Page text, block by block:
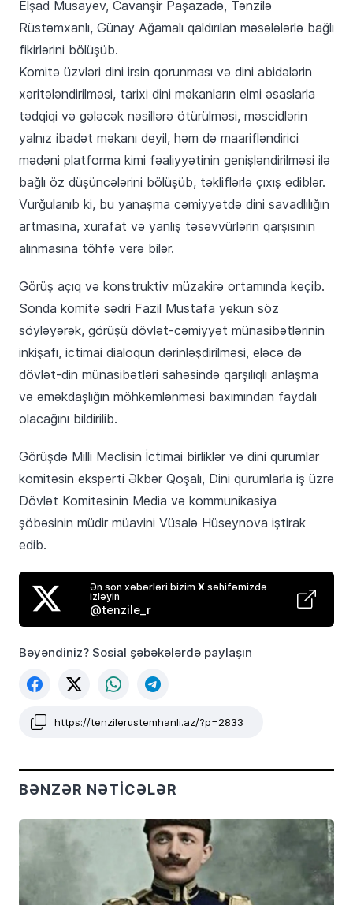
Elşad Musayev, Cavanşir Paşazadə, Tənzilə
Rüstəmxanlı, Günay Ağamalı qaldırılan məsələlərlə bağlı
fikirlərini bölüşüb.
Komitə üzvləri dini irsin qorunması və dini abidələrin
xəritələndirilməsi, tarixi dini məkanların elmi əsaslarla
tədqiqi və gələcək nəsillərə ötürülməsi, məscidlərin
yalnız ibadət məkanı deyil, həm də maarifləndirici
mədəni platforma kimi fəaliyyətinin genişləndirilməsi ilə
bağlı öz düşüncələrini bölüşüb, təkliflərlə çıxış ediblər.
Vurğulanıb ki, bu yanaşma cəmiyyətdə dini savadlılığın
artmasına, xurafat və yanlış təsəvvürlərin qarşısının
alınmasına töhfə verə bilər.
Görüş açıq və konstruktiv müzakirə ortamında keçib.
Sonda komitə sədri Fazil Mustafa yekun söz
söyləyərək, görüşü dövlət-cəmiyyət münasibətlərinin
inkişafı, ictimai dialoqun dərinləşdirilməsi, eləcə də
dövlət-din münasibətləri sahəsində qarşılıqlı anlaşma
və əməkdaşlığın möhkəmlənməsi baxımından faydalı
olacağını bildirilib.
Görüşdə Milli Məclisin İctimai birliklər və dini qurumlar
komitəsin eksperti Əkbər Qoşalı, Dini qurumlarla iş üzrə
Dövlət Komitəsinin Media və kommunikasiya
şöbəsinin müdir müavini Vüsalə Hüseynova iştirak
edib.
Ən son xəbərləri bizim Xsəhifəmizdə
izləyin
@tenzile_r
Bəyəndiniz? Sosial şəbəkələrdə paylaşın
https://tenzilerustemhanli.az/?p=2833
BƏNZƏR NƏTICƏLƏR